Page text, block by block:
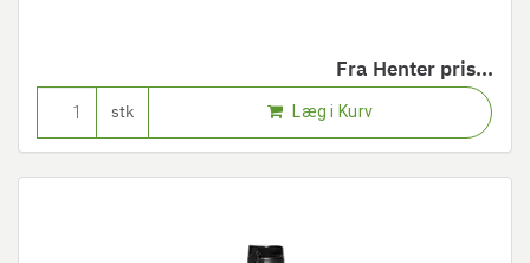
Fra Henter pris...
stk Læg i Kurv